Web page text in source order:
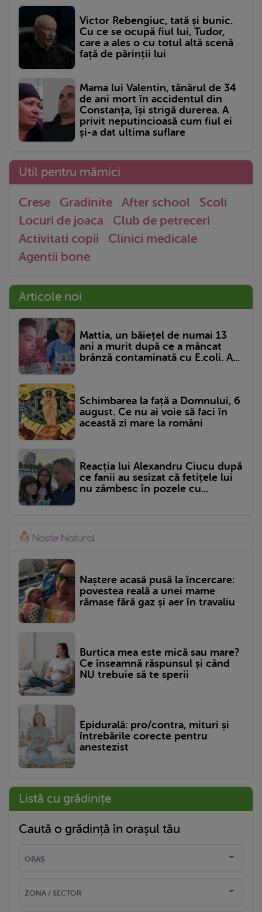
Victor Rebengiuc, tată și bunic.
Cu ce se ocupă fiul lui, Tudor,
care a ales o cu totul altă scenă
față de părinții lui
Mama lui Valentin, tânărul de 34
de ani mort în accidentul din
Constanța, își strigă durerea. A
privit neputincioasă cum fiul ei
și-a dat ultima suflare
Util pentru mămici
Crese Gradinite After school
Scoli
Locuri de joaca
Club de petreceri
Activitati copii
Clinici medicale
Agentii bone
Articole noi
Mattia, un băiețel de numai 13
ani a murit după ce a mâncat
brânză contaminată cu E.coli. A...
Schimbarea la față a Domnului, 6
august. Ce nu ai voie să faci în
această zi mare la români
Reacția lui Alexandru Ciucu după
ce fanii au sesizat că fetițele lui
nu zâmbesc în pozele cu...
Naștere acasă pusă la încercare:
povestea reală a unei mame
rămase fără gaz și aer în travaliu
Burtica mea este mică sau mare?
Ce înseamnă răspunsul și când
NU trebuie să te sperii
Epidurală: pro/contra, mituri și
întrebările corecte pentru
anestezist
Listă cu grădinițe
Caută o grădință în orașul tău